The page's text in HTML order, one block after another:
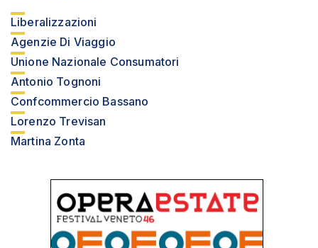
Liberalizzazioni
Agenzie Di Viaggio
Unione Nazionale Consumatori
Antonio Tognoni
Confcommercio Bassano
Lorenzo Trevisan
Martina Zonta